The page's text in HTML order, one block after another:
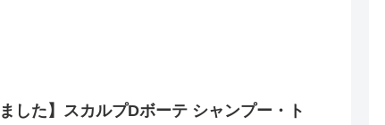
した】スカルプDボーテ シャンプー・ト